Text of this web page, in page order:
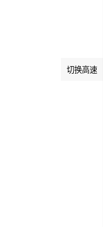
切换高速